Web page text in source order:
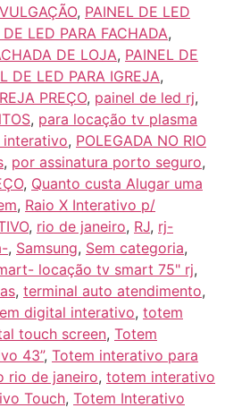
, PAINEL DE LED
DE LED PARA FACHADA,
DE LOJA, PAINEL DE
DE LED PARA IGREJA,
PREÇO, painel de led rj,
, para locação tv plasma
, POLEGADA NO RIO
, por assinatura porto seguro,
, Quanto custa Alugar uma
, Raio X Interativo p/
, rio de janeiro, RJ, rj-
, Samsung, Sem categoria,
locação tv smart 75" rj,
, terminal auto atendimento,
digital interativo, totem
touch screen, Totem
43”, Totem interativo para
rio de janeiro, totem interativo
Touch, Totem Interativo